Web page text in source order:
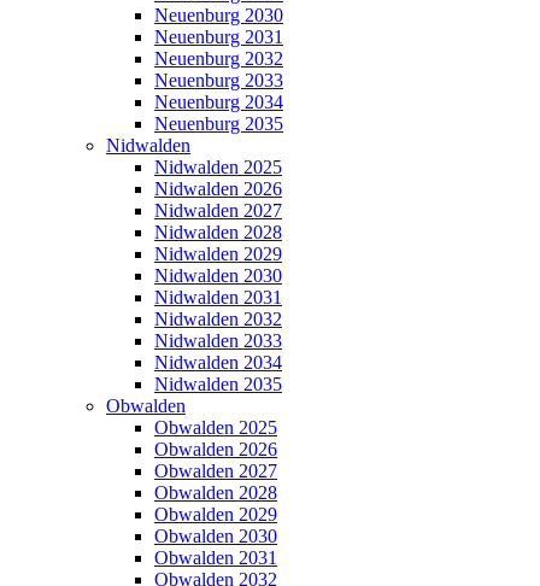
Neuenburg 2030
Neuenburg 2031
Neuenburg 2032
Neuenburg 2033
Neuenburg 2034
Neuenburg 2035
Nidwalden
Nidwalden 2025
Nidwalden 2026
Nidwalden 2027
Nidwalden 2028
Nidwalden 2029
Nidwalden 2030
Nidwalden 2031
Nidwalden 2032
Nidwalden 2033
Nidwalden 2034
Nidwalden 2035
Obwalden
Obwalden 2025
Obwalden 2026
Obwalden 2027
Obwalden 2028
Obwalden 2029
Obwalden 2030
Obwalden 2031
Obwalden 2032